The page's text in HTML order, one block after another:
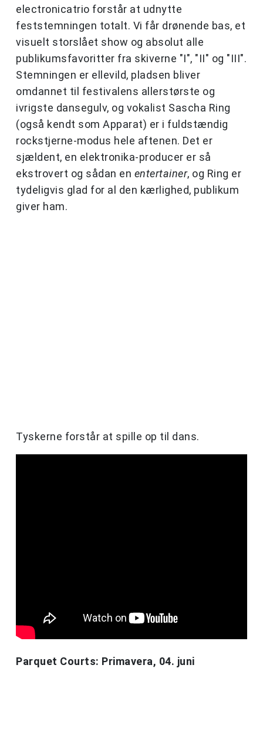
electronicatrio forstår at udnytte
feststemningen totalt. Vi får drønende bas, et
visuelt storslået show og absolut alle
publikumsfavoritter fra skiverne "I", "II" og "III".
Stemningen er ellevild, pladsen bliver
omdannet til festivalens allerstørste og
ivrigste dansegulv, og vokalist Sascha Ring
(også kendt som Apparat) er i fuldstændig
rockstjerne-modus hele aftenen. Det er
sjældent, en elektronika-producer er så
ekstrovert og sådan en entertainer, og Ring er
tydeligvis glad for al den kærlighed, publikum
giver ham.
Tyskerne forstår at spille op til dans.
Parquet Courts: Primavera, 04. juni